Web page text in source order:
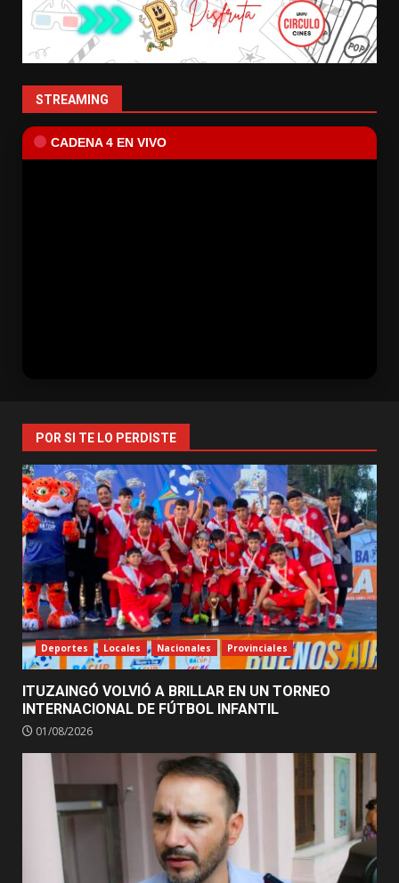
STREAMING
CADENA 4 EN VIVO
POR SI TE LO PERDISTE
Deportes Locales Nacionales Provinciales
ITUZAINGÓ VOLVIÓ A BRILLAR EN UN TORNEO
INTERNACIONAL DE FÚTBOL INFANTIL
01/08/2026